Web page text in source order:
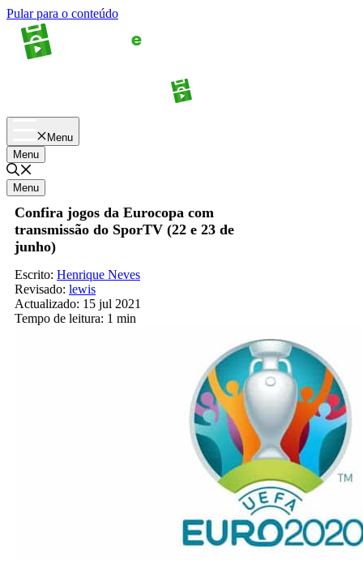
Pular para o conteúdo
Menu
Menu
Menu
Confira jogos da Eurocopa com
transmissão do SporTV (22 e 23 de
junho)
Escrito: Henrique Neves
Revisado: lewis
Actualizado: 15 jul 2021
Tempo de leitura: 1 min